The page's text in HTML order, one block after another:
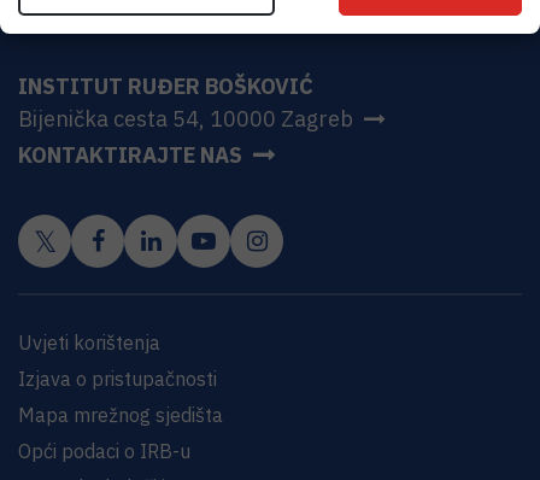
INSTITUT RUĐER BOŠKOVIĆ
Bijenička cesta 54, 10000 Zagreb
KONTAKTIRAJTE NAS
Uvjeti korištenja
Izjava o pristupačnosti
Mapa mrežnog sjedišta
Opći podaci o IRB-u